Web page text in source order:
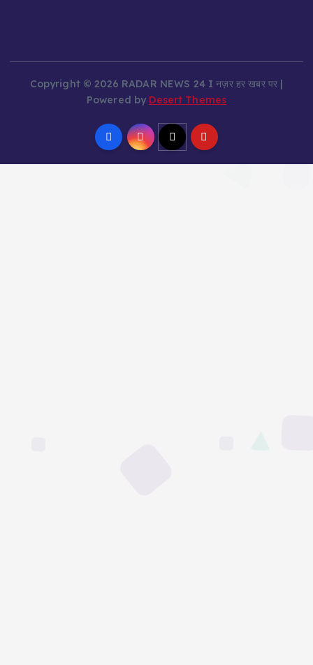
Copyright © 2026 RADAR NEWS 24 I नज़र हर खबर पर |
Powered by Desert Themes